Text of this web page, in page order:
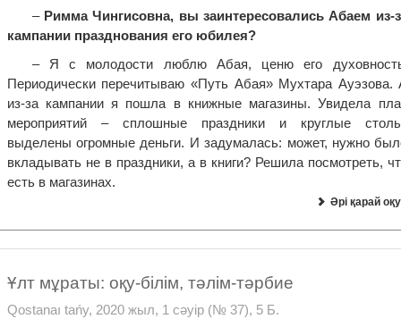
– Римма Чингисовна, вы заинтересовались Абаем из-
кампании празднования его юбилея?
– Я с молодости лю­блю Абая, ценю его
Периоди­чески перечитываю «Путь Абая» Мухтара Ауэзова.
из-за кампании я пошла в книжные магазины. Увидела
меро­приятий – сплошные праздники и круглые
выделены огромные деньги. И задумалась: может, нужно
вклады­вать не в праздники, а в книги? Решила посмотреть,
есть в магазинах.
Әрі қарай оқу
Ұлт мұраты: оқу-бiлiм, тəлiм-тəрбие
Qostanaı tańy, 2020 жыл, 1 сәуір (№ 37), 5 Б.